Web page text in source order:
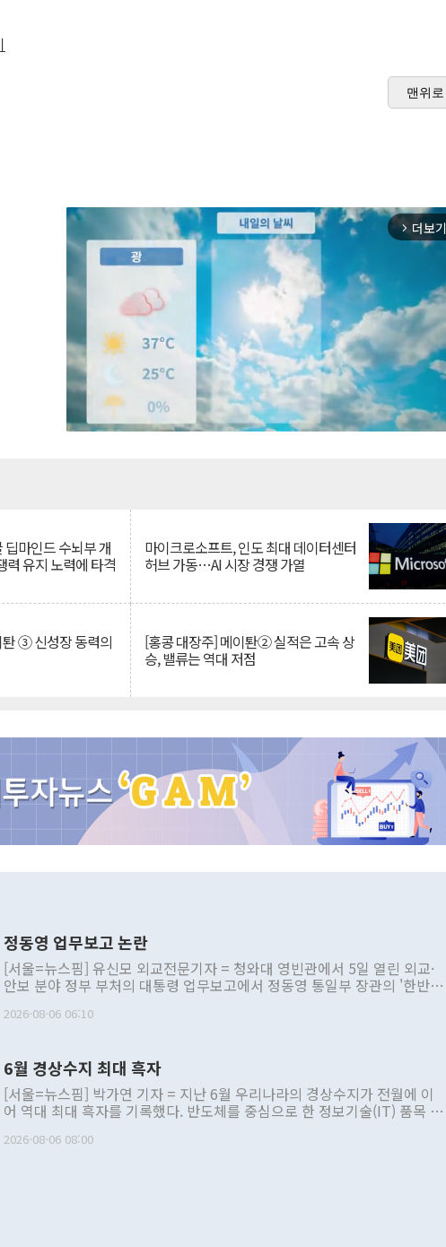
맨위로
arrow_forward_ios 더보기
마인드 수뇌부 개
유지 노력에 타격
마이크로소프트, 인도 최대 데이터센터
허브 가동…AI 시장 경쟁 가열
③ 신성장 동력의 [홍콩 대장주] 메이퇀② 실적은 고속 상
승, 밸류는 역대 저점
정동영 업무보고 논란
[서울=뉴스핌] 유신모 외교전문기자 = 청와대 영빈관에서 5일 열린 외교·
안보 분야 정부 부처의 대통령 업무보고에서 정동영 통일부 장관의 '한반도
발언 중에는 정부 내 조율을 거치지 않은 사안을 정책으로 추진하겠다고 공
주의적 희망에 근거한 비현실적 구상'이라는 비판을 내놨다. 그동안 정 장
관의 대북 정책 관련 발언이 물의를 빚은 적은 여러 번 있지만 대통령과 유
관 부처 장관이 공개적으로 부정적 입장을 표명한 것은 이례적이다. 정 장
관의 무리한 대북 접근법과 월권을 제어해야 한다는 목소리도 높아지고 있
다. [정동영 통일부 장관이 지난달 23일 오후 서울 종로구 정부서울청사에
2026-08-06 06:10
6월 경상수지 최대 흑자
[서울=뉴스핌] 박가연 기자 = 지난 6월 우리나라의 경상수지가 전월에 이
어 역대 최대 흑자를 기록했다. 반도체를 중심으로 한 정보기술(IT) 품목 수
료=한국은행] 한국은행이 6일 발표한 '2026년 6월 국제수지(잠정)'에 따르
2026-08-06 08:00